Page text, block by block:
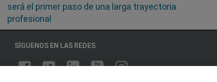
será el primer paso de una larga trayectoria
profesional
SÍGUENOS EN LAS REDES